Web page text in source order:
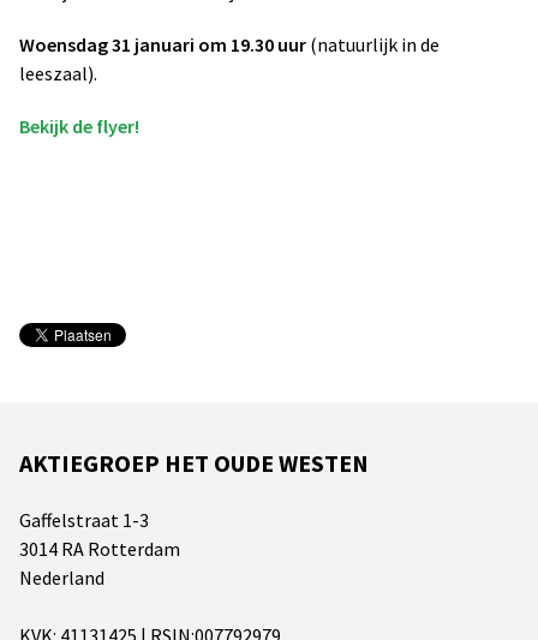
Woensdag 31 januari om 19.30 uur (natuurlijk in de
leeszaal).
Bekijk de flyer!
AKTIEGROEP HET OUDE WESTEN
Gaffelstraat 1-3
3014 RA Rotterdam
Nederland
KVK: 41131425 | RSIN:007792979